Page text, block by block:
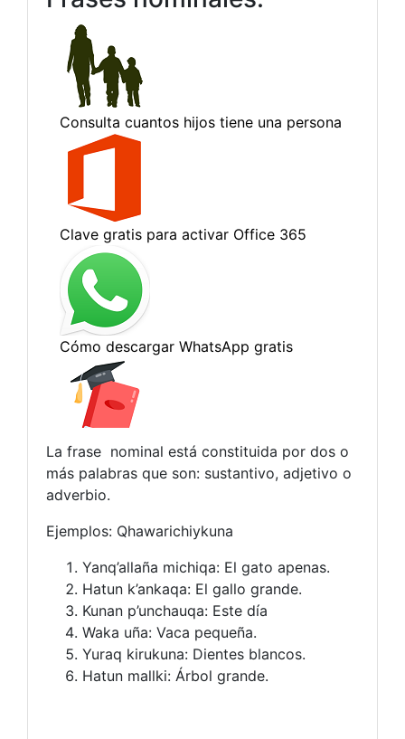
La frase nominal está constituida por dos o
más palabras que son: sustantivo, adjetivo o
adverbio.
Ejemplos: Qhawarichiykuna
Yanq’allaña michiqa: El gato apenas.
Hatun k’ankaqa: El gallo grande.
Kunan p’unchauqa: Este día
Waka uña: Vaca pequeña.
Yuraq kirukuna: Dientes blancos.
Hatun mallki: Árbol grande.